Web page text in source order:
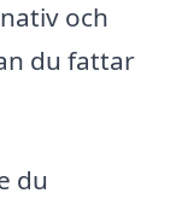
och
du fattar
du